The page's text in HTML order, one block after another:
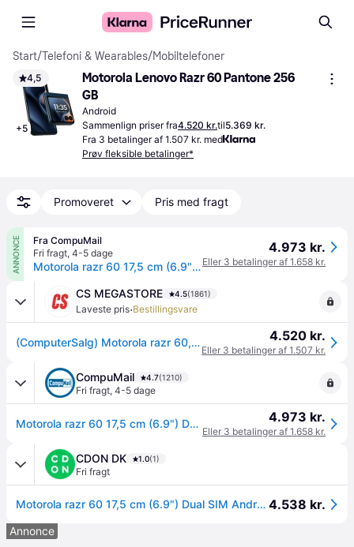
Start/Telefoni & Wearables/Mobiltelefoner
4,5
+5
Motorola Lenovo Razr 60 Pantone 256
GB
Android
Sammenlign priser fra4.520 kr.til5.369 kr.
Fra 3 betalinger af 1.507 kr. med
Prøv fleksible betalinger*
Promoveret Pris med fragt
ANNONCE
Fra CompuMail
Fri fragt, 4-5 dage
Motorola razr 60 17,5 cm (6.9") Dual SIM Android 15 5G USB Type-C 8 GB 256 GB 4500 mAh Blå --> På fjernlager, levevering hos dig 13-08-2026
4.973 kr.
Eller 3 betalinger af 1.658 kr.
CS MEGASTORE 4.5(1861)
Laveste pris·Bestillingsvare
(ComputerSalg) Motorola razr 60, 17,5 cm (6.9), 8 GB, 256 GB, 50 MP, Android 15, Blå 4.520 kr.
Eller 3 betalinger af 1.507 kr.
CompuMail 4.7(1210)
Fri fragt, 4-5 dage
Motorola razr 60 17,5 cm (6.9") Dual SIM Android 15 5G USB Type-C 8 GB 256 GB 4500 mAh Blå --> På fjernlager, levevering hos dig 13-08-2026 4.973 kr.
Eller 3 betalinger af 1.658 kr.
CDON DK 1.0(1)
Fri fragt
Motorola razr 60 17,5 cm (6.9") Dual SIM Android 15 5G USB Type-C 8 GB 256 GB 4500 mAh Blå 4.538 kr.
Annonce